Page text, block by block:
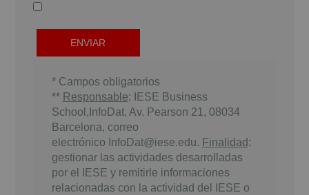
* Campos obligatorios
** Responsable: IESE Business
School,InfoDat, Av. Pearson 21, 08034
Barcelona, correo
electrónico InfoDat@iese.edu. Finalidad :
gestionar las actividades desarrolladas
por el IESE y remitirle informaciones
relacionadas con la actividad del IESE o